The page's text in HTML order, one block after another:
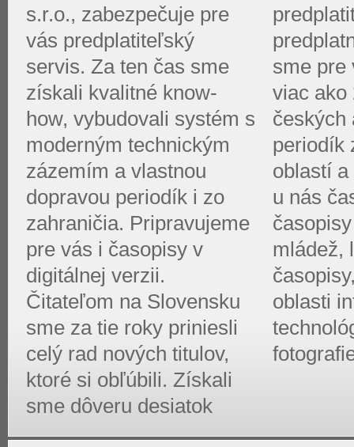
s.r.o., zabezpečuje pre
vás predplatiteľský
servis. Za ten čas sme
získali kvalitné know-
how, vybudovali systém s
moderným technickým
zázemím a vlastnou
dopravou periodík i zo
zahraničia. Pripravujeme
pre vás i časopisy v
digitálnej verzii.
Čitateľom na Slovensku
sme za tie roky priniesli
celý rad nových titulov,
ktoré si obľúbili. Získali
sme dôveru desiatok
sme pre
viac ako
českých
periodík
oblastí a
u nás
mládež,
oblasti